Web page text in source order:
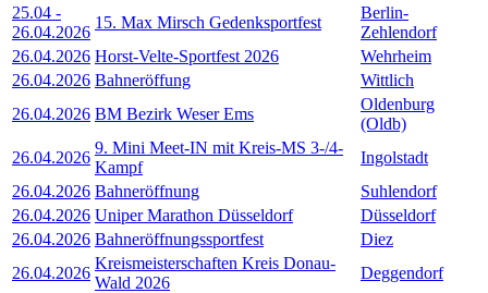
25.04 -
26.04.2026
15. Max Mirsch Gedenksportfest
Berlin-
Zehlendorf
26.04.2026 Horst-Velte-Sportfest 2026
Wehrheim
26.04.2026 Bahneröffung
Wittlich
26.04.2026 BM Bezirk Weser Ems
Oldenburg
(Oldb)
26.04.2026
9. Mini Meet-IN mit Kreis-MS 3-/4-
Kampf
Ingolstadt
26.04.2026 Bahneröffnung
Suhlendorf
26.04.2026 Uniper Marathon Düsseldorf
Düsseldorf
26.04.2026 Bahneröffnungssportfest
Diez
26.04.2026
Kreismeisterschaften Kreis Donau-
Wald 2026
Deggendorf